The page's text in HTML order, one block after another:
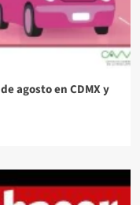
agosto en CDMX y